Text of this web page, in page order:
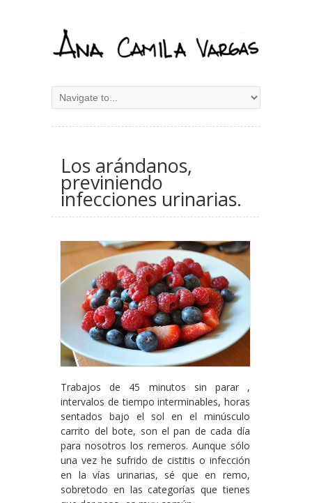
Los arándanos,
previniendo
infecciones urinarias.
Trabajos de 45 minutos sin parar ,
intervalos de tiempo interminables, horas
sentados bajo el sol en el minúsculo
carrito del bote, son el pan de cada día
para nosotros los remeros. Aunque sólo
una vez he sufrido de cistitis o infección
en la vías urinarias, sé que en remo,
sobretodo en las categorías que tienes